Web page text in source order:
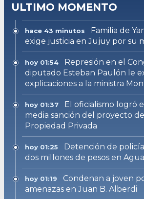
ULTIMO MOMENTO
hace 43 minutos
Familia de
exige justicia en Jujuy por su
hoy 01:54
Represión en el
diputado Esteban Paulón le
explicaciones a la ministra
hoy 01:37
El oficialismo logró
media sanción del proyecto
Propiedad Privada
hoy 01:25
Detención de
dos millones de pesos en
hoy 01:19
Condenan a joven
amenazas en Juan B. Alberdi